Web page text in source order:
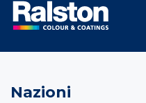
Nazioni